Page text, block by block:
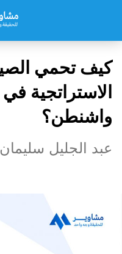
كيف تحمي
الاستراتجية
واشنطن؟
عبد الجليل سليمان